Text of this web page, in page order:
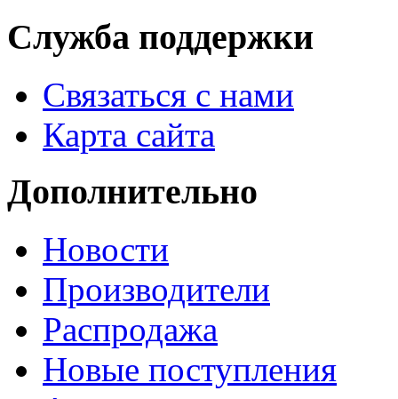
Служба поддержки
Связаться с нами
Карта сайта
Дополнительно
Новости
Производители
Распродажа
Новые поступления